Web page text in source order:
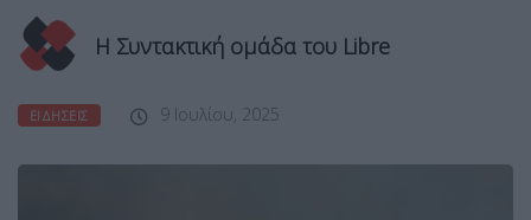
Η Συντακτική ομάδα του Libre
ΕΙΔΉΣΕΙΣ 9 Ιουλίου, 2025